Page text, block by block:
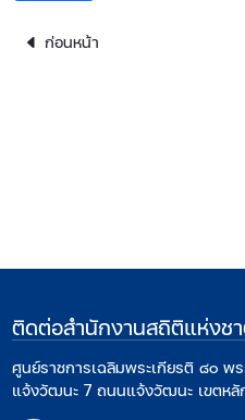
ก่อนหน้า
ติดต่อสำนักงานสถิติแห่งช
ศูนย์ราชการเฉลิมพระเกียรติ ๘๐ พ
แจ้งวัฒนะ 7 ถนนแจ้งวัฒนะ เขตหลั